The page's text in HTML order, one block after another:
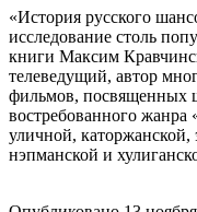
«История русского
исследование столь
книги Максим
телеведущий, автор
фильмов, посвященных
востребованного жанра
уличной, каторжанской,
нэпманской и